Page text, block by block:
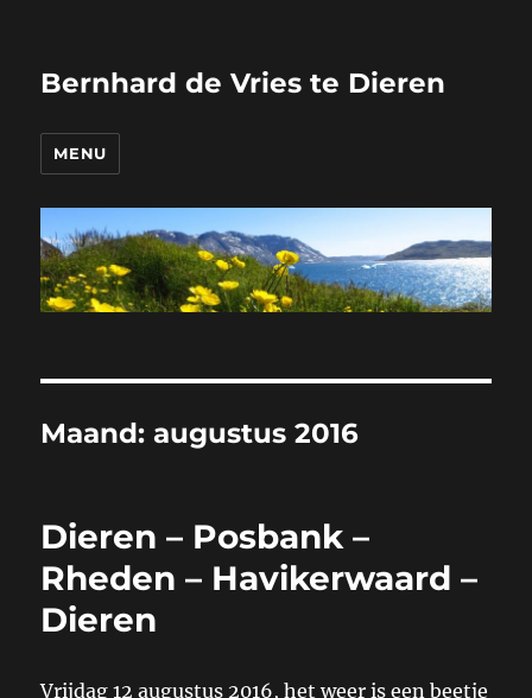
Bernhard de Vries te Dieren
MENU
Maand:augustus 2016
Dieren – Posbank –
Rheden – Havikerwaard –
Dieren
Vrijdag 12 augustus 2016, het weer is een beetje